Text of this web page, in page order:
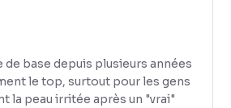
base depuis plusieurs années
le top, surtout pour les gens
la peau irritée après un "vrai"